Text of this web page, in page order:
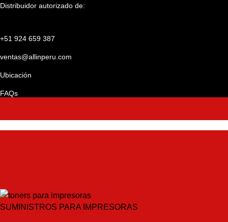
Distribuidor autorizado de:
+51 924 659 387
ventas@allinperu.com
Ubicación
FAQs
SUMINISTROS PARA IMPRESORAS